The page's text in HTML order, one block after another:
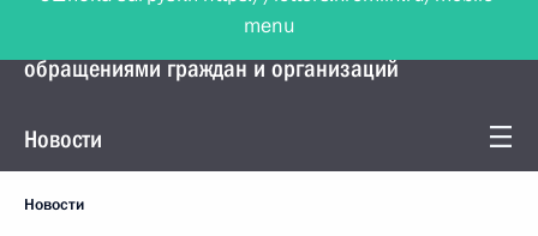
Управление Президента по работе с
обращениями граждан и организаций
Новости
Новости
menu